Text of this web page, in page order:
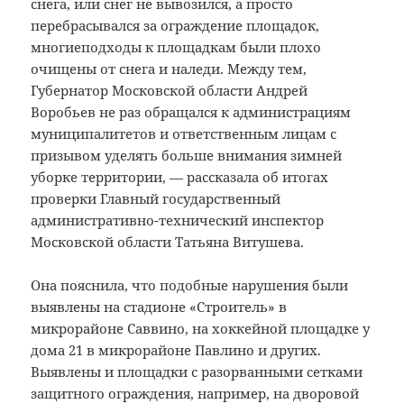
снега, или снег не вывозился, а просто
перебрасывался за ограждение площадок,
многиеподходы к площадкам были плохо
очищены от снега и наледи. Между тем,
Губернатор Московской области Андрей
Воробьев не раз обращался к администрациям
муниципалитетов и ответственным лицам с
призывом уделять больше внимания зимней
уборке территории, — рассказала об итогах
проверки Главный государственный
административно-технический инспектор
Московской области Татьяна Витушева.
Она пояснила, что подобные нарушения были
выявлены на стадионе «Строитель» в
микрорайоне Саввино, на хоккейной площадке у
дома 21 в микрорайоне Павлино и других.
Выявлены и площадки с разорванными сетками
защитного ограждения, например, на дворовой